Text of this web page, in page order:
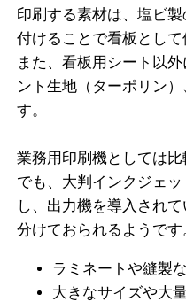
印刷する素材は、塩ビ
付けることで看板として
また、看板用シート以
ント生地（ターポリン
す。
業務用印刷機としては
でも、大判インクジェ
し、出力機を導入され
分けておられるようです
ラミネートや縫製
大きなサイズや大